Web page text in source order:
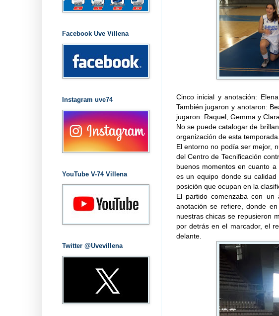
Cinco inicial y anotación:
También jugaron y anotaron:
jugaron: Raquel, Gemma y
No se puede catalogar de
organización de esta temporada.
El entorno no podía ser mejor,
del Centro de Tecnificación
buenos momentos en cuanto
es un equipo donde su
posición que ocupan en la
El partido comenzaba con
anotación se refiere, donde
nuestras chicas se repusieron
por detrás en el marcador, el
delante.
Facebook Uve Villena
Instagram uve74
YouTube V-74 Villena
Twitter @Uvevillena